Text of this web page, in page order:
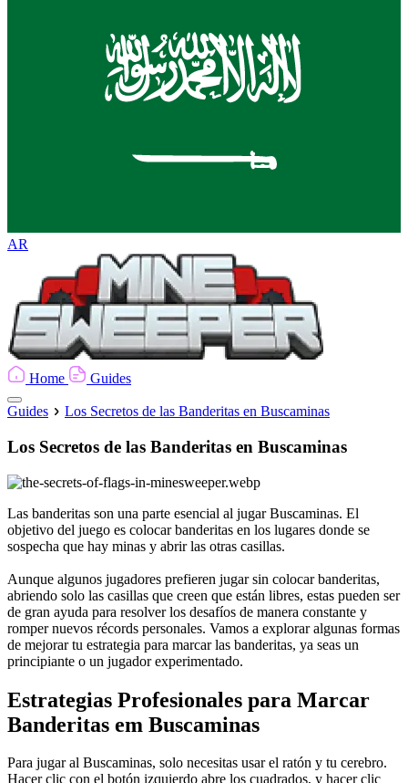
AR
Home Guides
Guides Los Secretos de las Banderitas en Buscaminas
Los Secretos de las Banderitas en Buscaminas
Las banderitas son una parte esencial al jugar Buscaminas. El
objetivo del juego es colocar banderitas en los lugares donde se
sospecha que hay minas y abrir las otras casillas.
Aunque algunos jugadores prefieren jugar sin colocar banderitas,
abriendo solo las casillas que creen que están libres, estas pueden ser
de gran ayuda para resolver los desafíos de manera constante y
romper nuevos récords personales. Vamos a explorar algunas formas
de mejorar tu estrategia para marcar las banderitas, ya seas un
principiante o un jugador experimentado.
Estrategias Profesionales para Marcar
Banderitas em Buscaminas
Para jugar al Buscaminas, solo necesitas usar el ratón y tu cerebro.
Hacer clic con el botón izquierdo abre los cuadrados, y hacer clic